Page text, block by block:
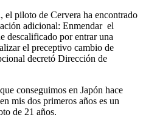
el piloto de Cervera ha encontrado
adicional: Enmendar el
descalificado por entrar una
el preceptivo cambio de
decretó Dirección de
conseguimos en Japón hace
mis dos primeros años es un
de 21 años.